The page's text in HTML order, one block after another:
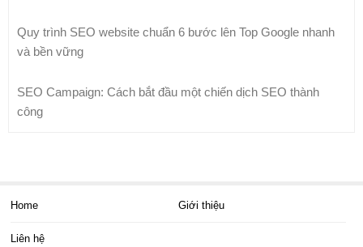
Quy trình SEO website chuẩn 6 bước lên Top Google nhanh
và bền vững
SEO Campaign: Cách bắt đầu một chiến dịch SEO thành
công
Home Giới thiệu
Liên hệ